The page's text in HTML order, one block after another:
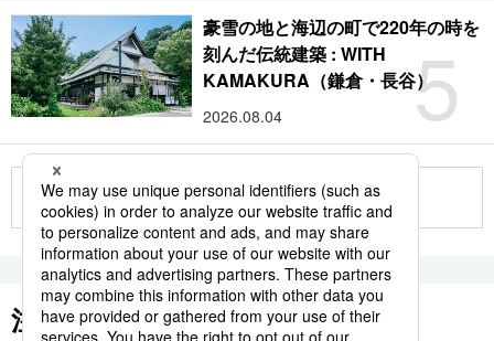
5
豪雪の地と海辺の町で220年の時を
刻んだ伝統建築 : WITH
KAMAKURA（鎌倉・長谷）
2026.08.04
もっと見る
注目のキーワード